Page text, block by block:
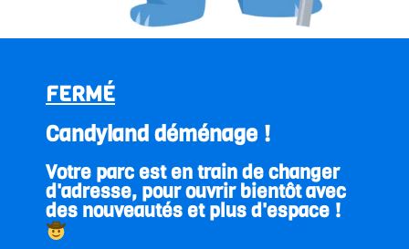
Date de la réservation
Heure d’arrivée
FERMÉ
Candyland déménage !
Votre parc est en train de changer
d'adresse, pour ouvrir bientôt avec
des nouveautés et plus d'espace !